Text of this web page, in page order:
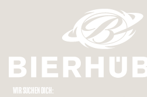
WIR SUCHEN DICH: